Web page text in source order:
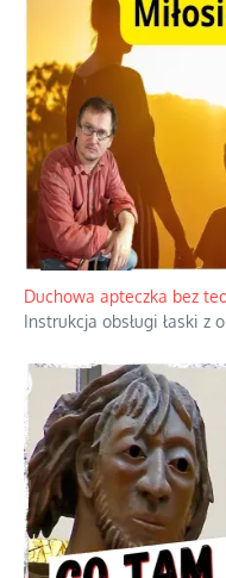
Duchowa apteczka bez
Instrukcja obsługi łaski z